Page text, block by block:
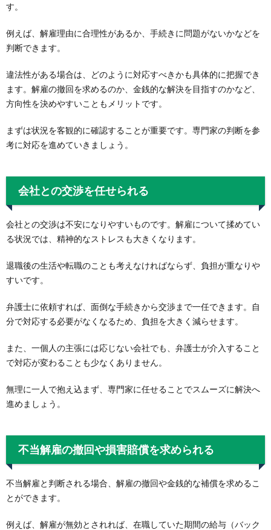
す。
例えば、解雇理由に合理性があるか、手続きに問題がないかなどを
判断できます。
違法性がある場合は、どのように対応すべきかも具体的に把握でき
ます。解雇の撤回を求めるのか、金銭的な解決を目指すのかなど、
方向性を決めやすいこともメリットです。
まずは状況を客観的に確認することが重要です。専門家の判断を参
考に対応を進めていきましょう。
会社との交渉を任せられる
会社との交渉は不安になりやすいものです。解雇について揉めてい
る状況では、精神的なストレスも大きくなります。
退職後の生活や転職のことも考えなければならず、負担が重なりや
すいです。
弁護士に依頼すれば、面倒な手続きから交渉まで一任できます。自
分で対応する必要がなくなるため、負担を大きく減らせます。
また、一個人の主張には応じない会社でも、弁護士が介入すること
で対応が変わることも少なくありません。
無理に一人で抱え込まず、専門家に任せることでスムーズに解決へ
進めましょう。
不当解雇の撤回や損害賠償を求められる
不当解雇と判断される場合、解雇の撤回や金銭的な補償を求めるこ
とができます。
例えば、解雇が無効とされれば、在職していた期間の給与（バック